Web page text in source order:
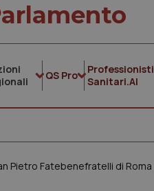
QS Pro
Professionisti
Sanitari.AI
Pietro Fatebenefratelli di Roma